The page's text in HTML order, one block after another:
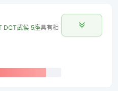
DCT武侯 5座具有相